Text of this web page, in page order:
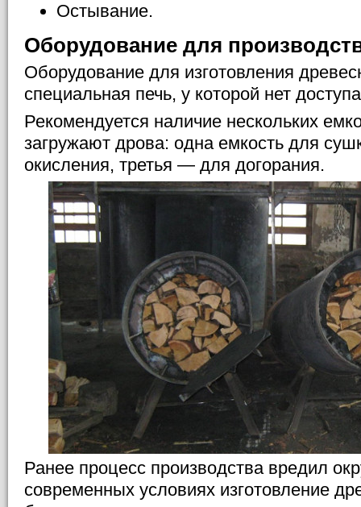
Остывание.
Оборудование для
Оборудование для изготовления
специальная печь, у которой нет
Рекомендуется наличие нескольких
загружают дрова: одна емкость для
окисления, третья — для догорания.
Ранее процесс производства вредил
современных условиях изготовление